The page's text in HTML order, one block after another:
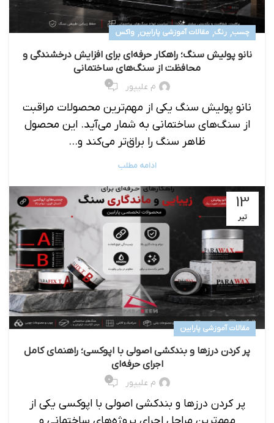
چسب, رنگ, مقالات آموزشی پارابین, واکس
نانو پولیش سنگ؛ راهکار حرفه‌ای برای افزایش درخشندگی و
محافظت از سنگ‌های ساختمانی
م علیپور ۰
نانو پولیش سنگ یکی از مهم‌ترین محصولات مراقبت
از سنگ‌های ساختمانی به شمار می‌آید. این محصول
ظاهر سنگ را براق‌تر می‌کند و...
ادامه مطلب
13
تیر
مقالات آموزشی پارابین
پر کردن درزها و بندکشی اصولی با اپوکسی؛ راهنمای کامل
اجرای حرفه‌ای
م علیپور ۰
پر کردن درزها و بندکشی اصولی با اپوکسی یکی از